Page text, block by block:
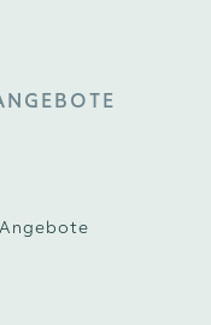
Angebote